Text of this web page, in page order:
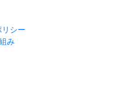
シー
み